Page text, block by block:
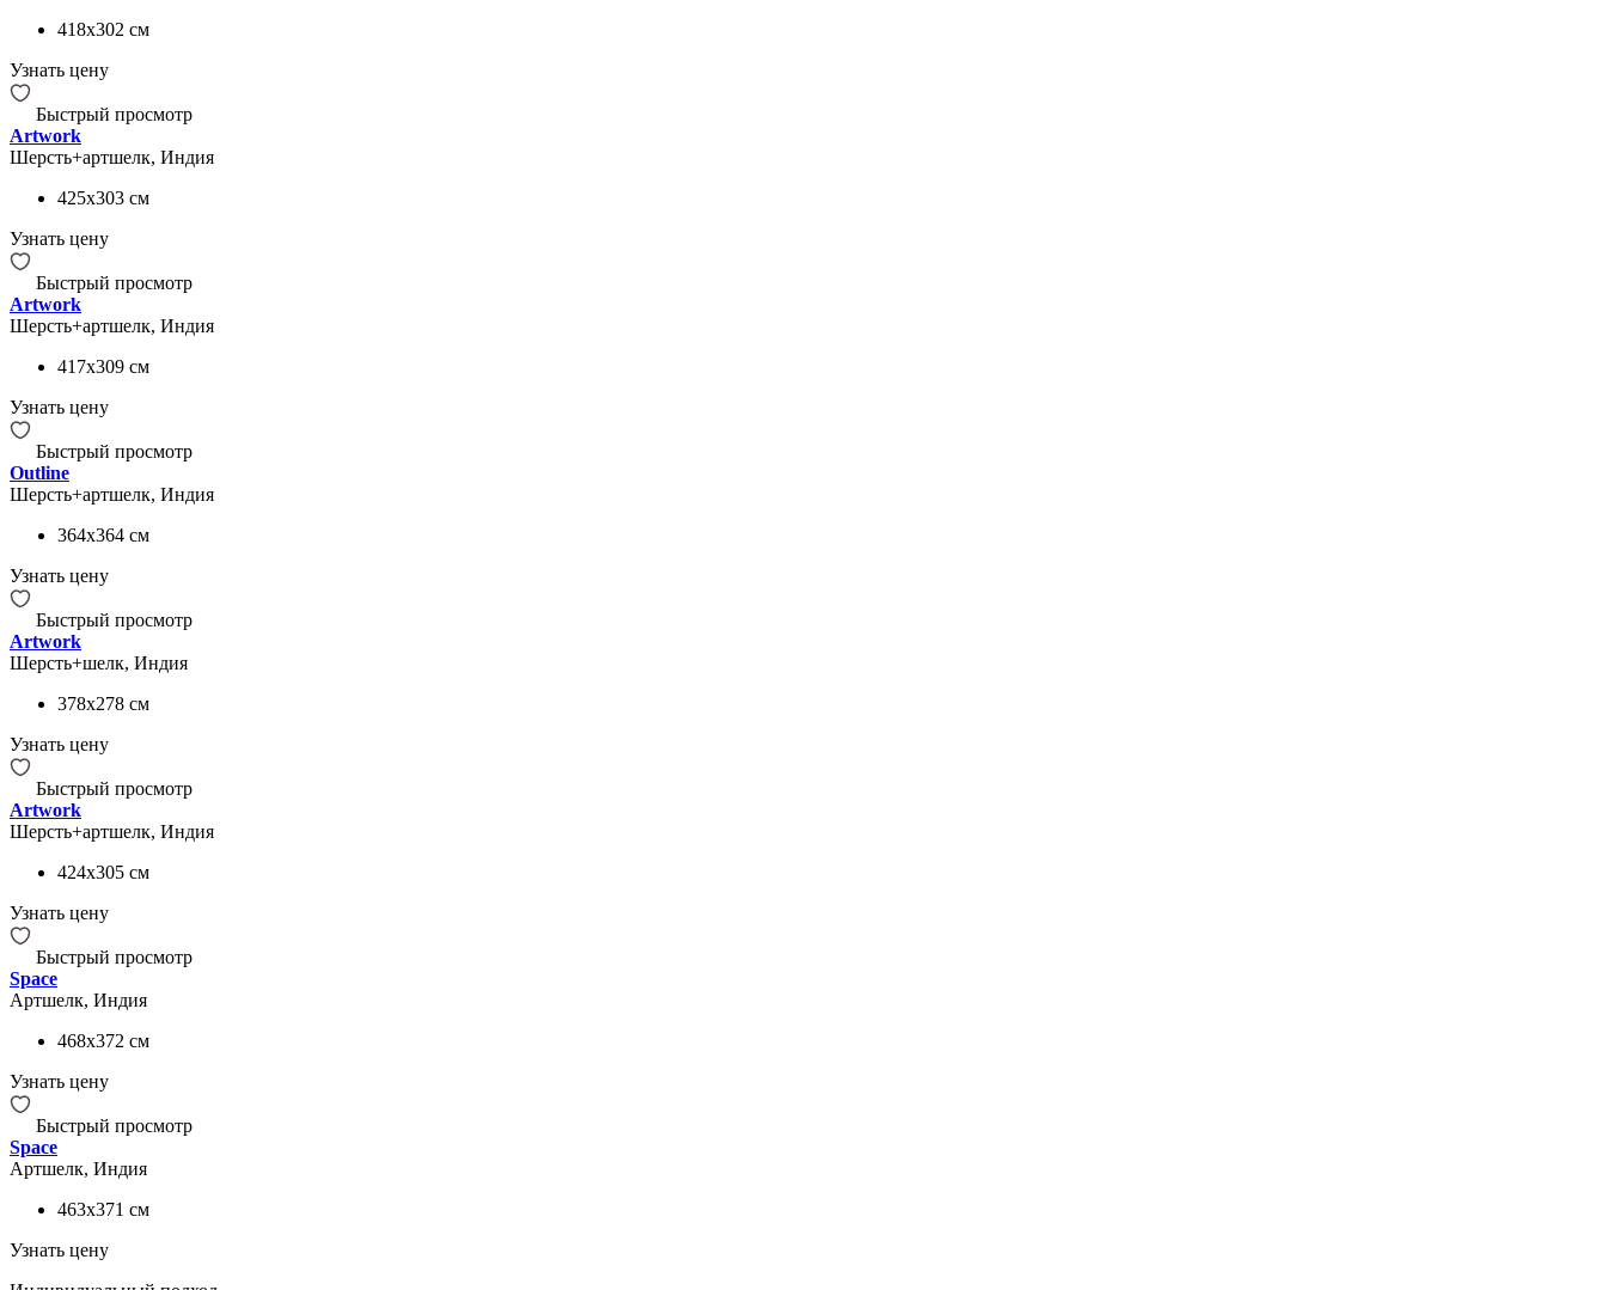
418x302 см
Узнать цену
Быстрый просмотр
Artwork
Шерсть+артшелк, Индия
425x303 см
Узнать цену
Быстрый просмотр
Artwork
Шерсть+артшелк, Индия
417x309 см
Узнать цену
Быстрый просмотр
Outline
Шерсть+артшелк, Индия
364x364 см
Узнать цену
Быстрый просмотр
Artwork
Шерсть+шелк, Индия
378x278 см
Узнать цену
Быстрый просмотр
Artwork
Шерсть+артшелк, Индия
424x305 см
Узнать цену
Быстрый просмотр
Space
Артшелк, Индия
468x372 см
Узнать цену
Быстрый просмотр
Space
Артшелк, Индия
463x371 см
Узнать цену